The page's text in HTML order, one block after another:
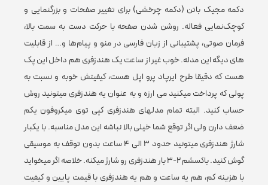
جنس بدنه فلز
رنگ مشکی,طلایی
برند نوراکس
دکمه مجیک باتن (دکمه چرخشی) برای تغییر صفحات و بزرگنمایی و
کوچک‌نمایی فعاله. روشن شدن صفحه با حرکت دست به سمت بالا،
فرمان صوتی، پشتیبانی از زبان فارسی در منو و پیام‌ها و… از قابلیت
های دیگه‌ این مدله. خوب غیر از ساعت یک هندزفری هم داخل این پک
هست که دقیقا طرح ایرپاد پرو اپل هست، کیفیتش خوبه و نسبت به
پولی که پرداخت میکنید می ارزه و به عنوان یه هندزفری میتونید روش
حساب کنید. البته تمام مدلهای هندزفری کپی توی میکروفون یکم
ضعف دارن ولی اگر توقع شما خیلی بالا نباشه این مدل مناسبه. با یکبار
شارژ هندزفری میتونید حدود ۳ الی ۴ ساعت بدون توقف به موسیقی
گوش کنید. باکسشم ۲-۳ بار هندزفری رو شارژ میکنه. خلاصه اگر میخواید
با هزینه کم، هم یه ساعت و هم یه هندزفری با قیمت پایین و کیفیت